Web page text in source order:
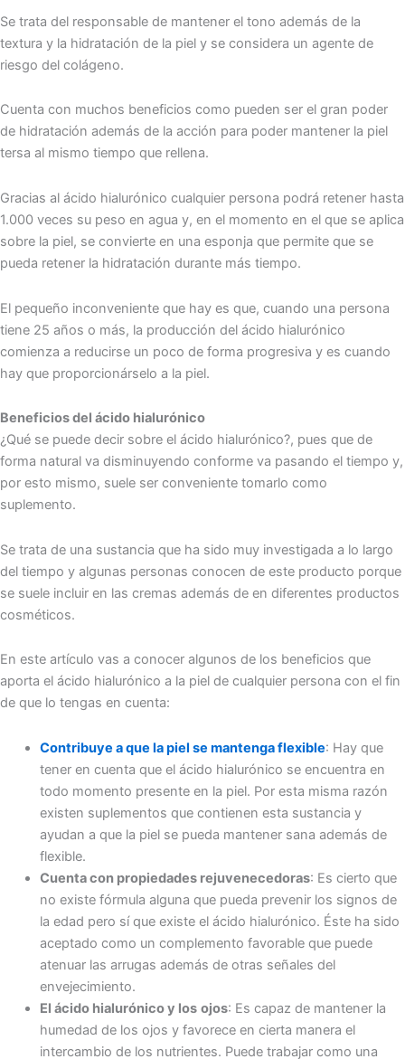
Se trata del responsable de mantener el tono además de la
textura y la hidratación de la piel y se considera un agente de
riesgo del colágeno.
Cuenta con muchos beneficios como pueden ser el gran poder
de hidratación además de la acción para poder mantener la piel
tersa al mismo tiempo que rellena.
Gracias al ácido hialurónico cualquier persona podrá retener hasta
1.000 veces su peso en agua y, en el momento en el que se aplica
sobre la piel, se convierte en una esponja que permite que se
pueda retener la hidratación durante más tiempo.
El pequeño inconveniente que hay es que, cuando una persona
tiene 25 años o más, la producción del ácido hialurónico
comienza a reducirse un poco de forma progresiva y es cuando
hay que proporcionárselo a la piel.
Beneficios del ácido hialurónico
¿Qué se puede decir sobre el ácido hialurónico?, pues que de
forma natural va disminuyendo conforme va pasando el tiempo y,
por esto mismo, suele ser conveniente tomarlo como
suplemento.
Se trata de una sustancia que ha sido muy investigada a lo largo
del tiempo y algunas personas conocen de este producto porque
se suele incluir en las cremas además de en diferentes productos
cosméticos.
En este artículo vas a conocer algunos de los beneficios que
aporta el ácido hialurónico a la piel de cualquier persona con el fin
de que lo tengas en cuenta:
Contribuye a que la piel se mantenga flexible: Hay que
tener en cuenta que el ácido hialurónico se encuentra en
todo momento presente en la piel. Por esta misma razón
existen suplementos que contienen esta sustancia y
ayudan a que la piel se pueda mantener sana además de
flexible.
Cuenta con propiedades rejuvenecedoras: Es cierto que
no existe fórmula alguna que pueda prevenir los signos de
la edad pero sí que existe el ácido hialurónico. Éste ha sido
aceptado como un complemento favorable que puede
atenuar las arrugas además de otras señales del
envejecimiento.
El ácido hialurónico y los ojos: Es capaz de mantener la
humedad de los ojos y favorece en cierta manera el
intercambio de los nutrientes. Puede trabajar como una